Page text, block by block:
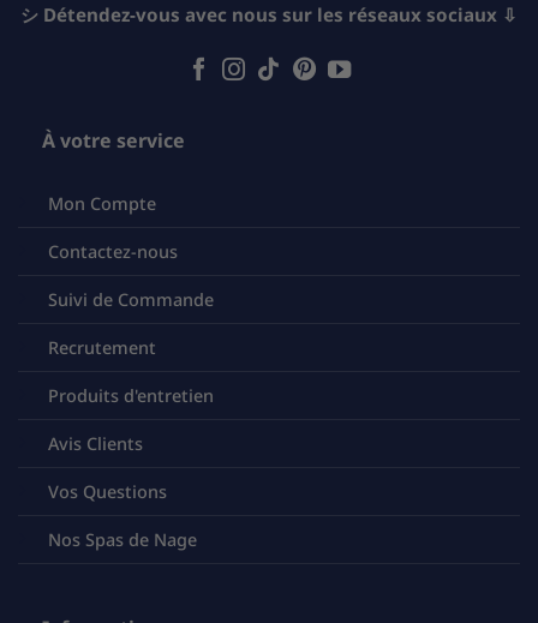
シ Détendez-vous avec nous sur les réseaux sociaux ⇩
À votre service
Mon Compte
Contactez-nous
Suivi de Commande
Recrutement
Produits d'entretien
Avis Clients
Vos Questions
Nos Spas de Nage